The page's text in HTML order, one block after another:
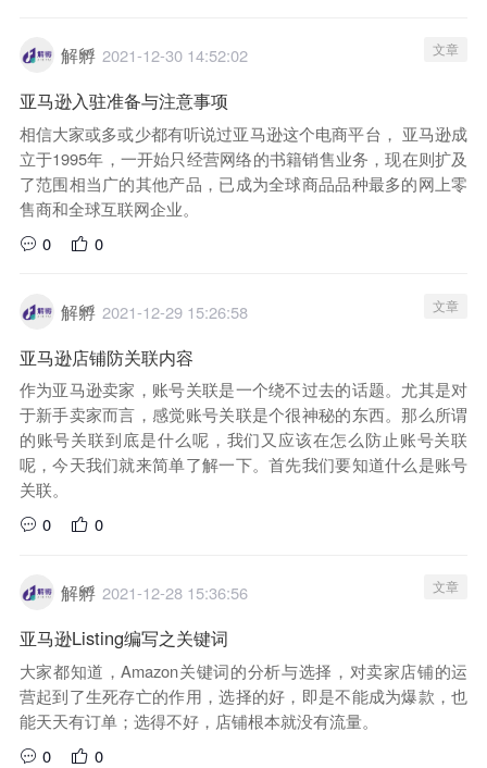
解孵 2021-12-30 14:52:02 文章
亚马逊入驻准备与注意事项
相信大家或多或少都有听说过亚马逊这个电商平台， 亚马逊成
立于1995年，一开始只经营网络的书籍销售业务，现在则扩及
了范围相当广的其他产品，已成为全球商品品种最多的网上零
售商和全球互联网企业。
0
0
解孵 2021-12-29 15:26:58 文章
亚马逊店铺防关联内容
作为亚马逊卖家，账号关联是一个绕不过去的话题。尤其是对
于新手卖家而言，感觉账号关联是个很神秘的东西。那么所谓
的账号关联到底是什么呢，我们又应该在怎么防止账号关联
呢，今天我们就来简单了解一下。首先我们要知道什么是账号
关联。
0
0
解孵 2021-12-28 15:36:56 文章
亚马逊Listing编写之关键词
大家都知道，Amazon关键词的分析与选择，对卖家店铺的运
营起到了生死存亡的作用，选择的好，即是不能成为爆款，也
能天天有订单；选得不好，店铺根本就没有流量。
0
0